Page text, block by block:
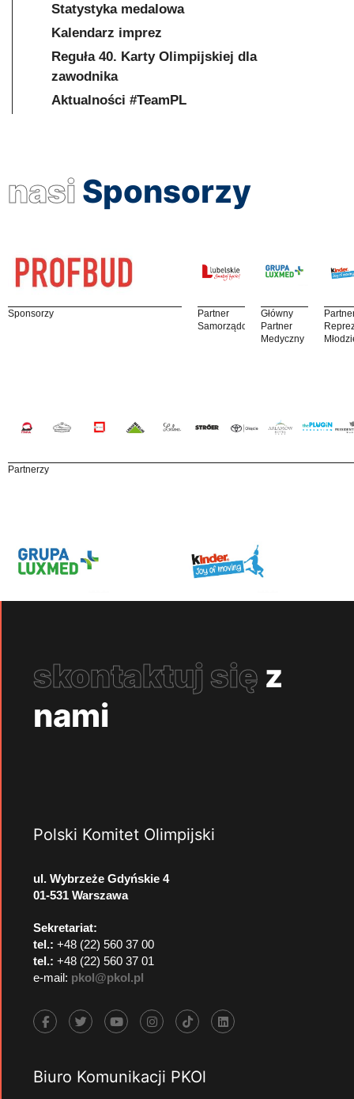
Statystyka medalowa
Kalendarz imprez
Reguła 40. Karty Olimpijskiej dla
zawodnika
Aktualności #TeamPL
nasi Sponsorzy
Sponsorzy
Partner
Samorządowy
Główny
Partner
Medyczny
Partnerzy
skontaktuj się z
nami
Polski Komitet Olimpijski
ul. Wybrzeże Gdyńskie 4
01-531 Warszawa
Sekretariat:
tel.: +48 (22) 560 37 00
tel.: +48 (22) 560 37 01
e-mail: pkol@pkol.pl
Biuro Komunikacji PKOl